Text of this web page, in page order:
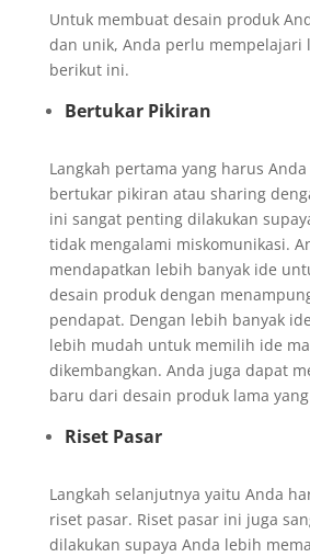
Untuk membuat desain produk
dan unik, Anda perlu mempelajari
berikut ini.
Bertukar Pikiran
Langkah pertama yang harus
bertukar pikiran atau sharing
ini sangat penting dilakukan
tidak mengalami miskomunikasi.
mendapatkan lebih banyak ide
desain produk dengan
pendapat. Dengan lebih banyak
lebih mudah untuk memilih ide
dikembangkan. Anda juga dapat
baru dari desain produk lama
Riset Pasar
Langkah selanjutnya yaitu Anda
riset pasar. Riset pasar ini juga
dilakukan supaya Anda lebih